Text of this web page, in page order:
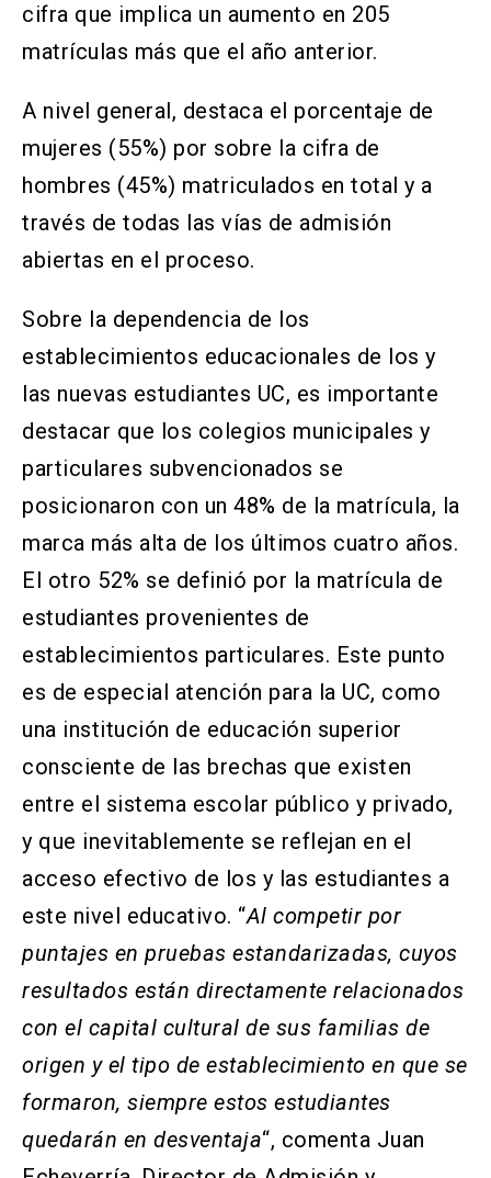
cifra que implica un aumento en 205
matrículas más que el año anterior.
A nivel general, destaca el porcentaje de
mujeres (55%) por sobre la cifra de
hombres (45%) matriculados en total y a
través de todas las vías de admisión
abiertas en el proceso.
Sobre la dependencia de los
establecimientos educacionales de los y
las nuevas estudiantes UC, es importante
destacar que los colegios municipales y
particulares subvencionados se
posicionaron con un 48% de la matrícula, la
marca más alta de los últimos cuatro años.
El otro 52% se definió por la matrícula de
estudiantes provenientes de
establecimientos particulares. Este punto
es de especial atención para la UC, como
una institución de educación superior
consciente de las brechas que existen
entre el sistema escolar público y privado,
y que inevitablemente se reflejan en el
acceso efectivo de los y las estudiantes a
este nivel educativo. “Al competir por
puntajes en pruebas estandarizadas, cuyos
resultados están directamente relacionados
con el capital cultural de sus familias de
origen y el tipo de establecimiento en que se
formaron, siempre estos estudiantes
quedarán en desventaja“, comenta Juan